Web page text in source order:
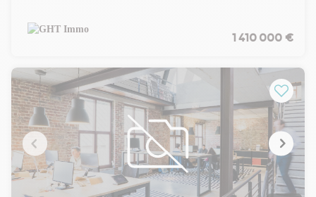
. Cour
. Espace ouvert
. Locaux lumineux
. Sanitaires privatifs
. Possibilité de normes E.R.P.
Surface RDC : 66 m²
Situation/Transports :
RER Le Parc de Saint-Maur (A)
Autoroute A4 - A86
. Charges propres
centre-ville, offrant un cadre de travail fonctionnel et
agréable.
-Grande salle de réunion adaptée aux échanges
professionnels
-Open space
Atouts et environnement :
-Emplacement stratégique, proche des commerces et des
services
-Excellente desserte par les transports en commun, à
proximité du RER A
-Parking payant donnant accès aux bureauxnGHT IMMO - 01
1 410 000 €